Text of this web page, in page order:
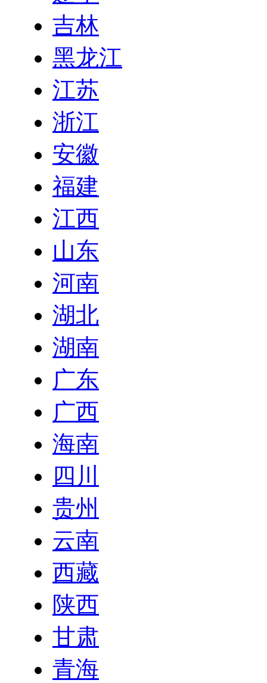
吉林
黑龙江
江苏
浙江
安徽
福建
江西
山东
河南
湖北
湖南
广东
广西
海南
四川
贵州
云南
西藏
陕西
甘肃
青海